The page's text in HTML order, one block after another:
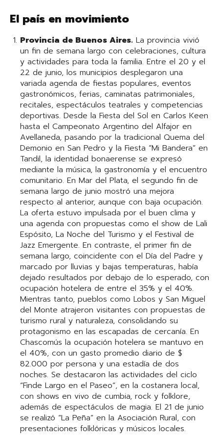
El país en movimiento
Provincia de Buenos Aires. La provincia vivió
un fin de semana largo con celebraciones, cultura
y actividades para toda la familia. Entre el 20 y el
22 de junio, los municipios desplegaron una
variada agenda de fiestas populares, eventos
gastronómicos, ferias, caminatas patrimoniales,
recitales, espectáculos teatrales y competencias
deportivas. Desde la Fiesta del Sol en Carlos Keen
hasta el Campeonato Argentino del Alfajor en
Avellaneda, pasando por la tradicional Quema del
Demonio en San Pedro y la Fiesta “Mi Bandera” en
Tandil, la identidad bonaerense se expresó
mediante la música, la gastronomía y el encuentro
comunitario. En Mar del Plata, el segundo fin de
semana largo de junio mostró una mejora
respecto al anterior, aunque con baja ocupación.
La oferta estuvo impulsada por el buen clima y
una agenda con propuestas como el show de Lali
Espósito, La Noche del Turismo y el Festival de
Jazz Emergente. En contraste, el primer fin de
semana largo, coincidente con el Día del Padre y
marcado por lluvias y bajas temperaturas, había
dejado resultados por debajo de lo esperado, con
ocupación hotelera de entre el 35% y el 40%.
Mientras tanto, pueblos como Lobos y San Miguel
del Monte atrajeron visitantes con propuestas de
turismo rural y naturaleza, consolidando su
protagonismo en las escapadas de cercanía. En
Chascomús la ocupación hotelera se mantuvo en
el 40%, con un gasto promedio diario de $
82.000 por persona y una estadía de dos
noches. Se destacaron las actividades del ciclo
“Finde Largo en el Paseo”, en la costanera local,
con shows en vivo de cumbia, rock y folklore,
además de espectáculos de magia. El 21 de junio
se realizó “La Peña” en la Asociación Rural, con
presentaciones folklóricas y músicos locales.